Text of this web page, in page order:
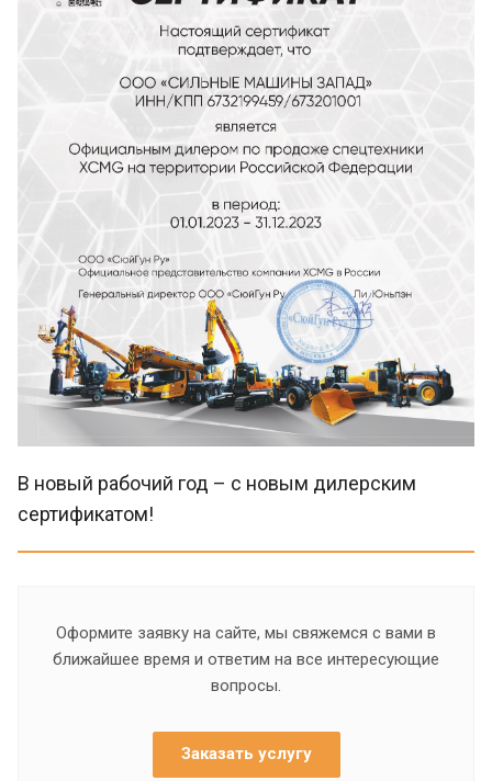
В новый рабочий год – с новым дилерским
сертификатом!
Оформите заявку на сайте, мы свяжемся с вами в
ближайшее время и ответим на все интересующие
вопросы.
Заказать услугу